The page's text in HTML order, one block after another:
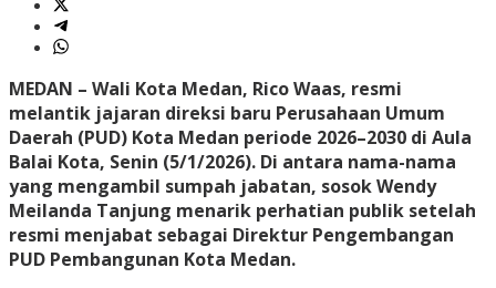
MEDAN – Wali Kota Medan, Rico Waas, resmi
melantik jajaran direksi baru Perusahaan Umum
Daerah (PUD) Kota Medan periode 2026–2030 di Aula
Balai Kota, Senin (5/1/2026). Di antara nama-nama
yang mengambil sumpah jabatan, sosok Wendy
Meilanda Tanjung menarik perhatian publik setelah
resmi menjabat sebagai Direktur Pengembangan
PUD Pembangunan Kota Medan.